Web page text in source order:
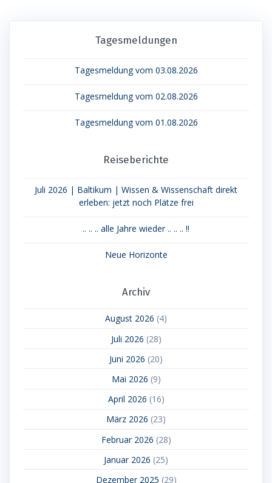
Tagesmeldungen
Tagesmeldung vom 03.08.2026
Tagesmeldung vom 02.08.2026
Tagesmeldung vom 01.08.2026
Reiseberichte
Juli 2026 | Baltikum | Wissen & Wissenschaft direkt
erleben: jetzt noch Plätze frei
.. .. .. alle Jahre wieder .. .. .. !!
Neue Horizonte
Archiv
August 2026 (4)
Juli 2026 (28)
Juni 2026 (20)
Mai 2026 (9)
April 2026 (16)
März 2026 (23)
Februar 2026 (28)
Januar 2026 (25)
Dezember 2025 (29)